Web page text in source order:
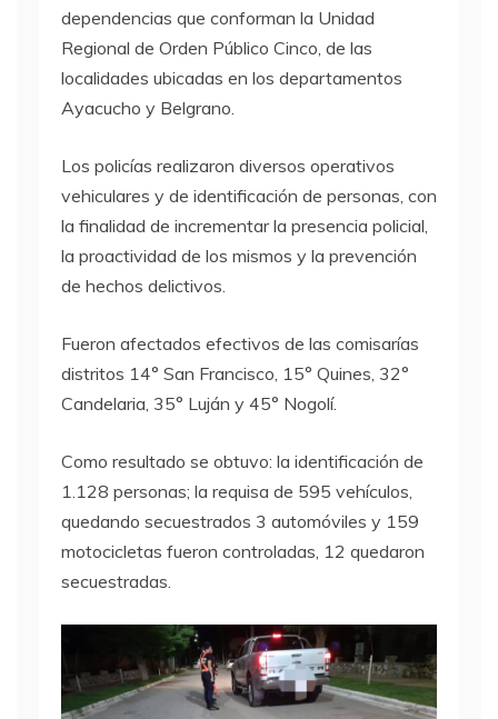
dependencias que conforman la Unidad
Regional de Orden Público Cinco, de las
localidades ubicadas en los departamentos
Ayacucho y Belgrano.
Los policías realizaron diversos operativos
vehiculares y de identificación de personas, con
la finalidad de incrementar la presencia policial,
la proactividad de los mismos y la prevención
de hechos delictivos.
Fueron afectados efectivos de las comisarías
distritos 14° San Francisco, 15° Quines, 32°
Candelaria, 35° Luján y 45° Nogolí.
Como resultado se obtuvo: la identificación de
1.128 personas; la requisa de 595 vehículos,
quedando secuestrados 3 automóviles y 159
motocicletas fueron controladas, 12 quedaron
secuestradas.